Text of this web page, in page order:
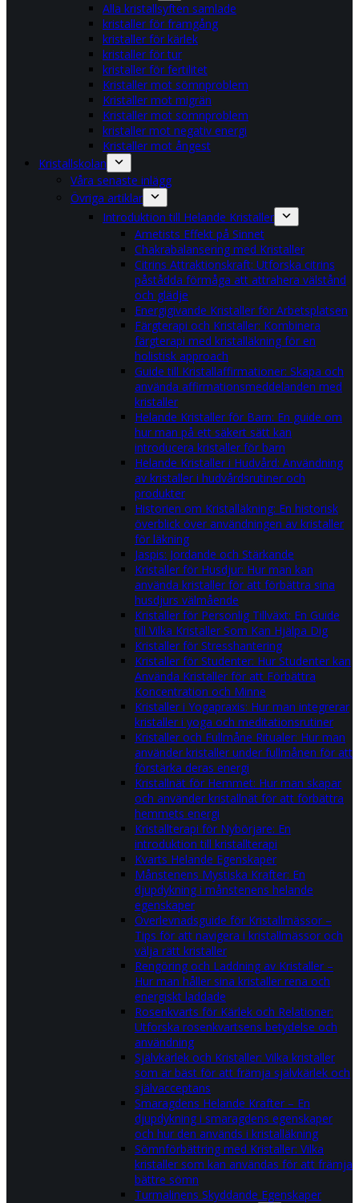
Alla kristallsyften samlade
kristaller för framgång
kristaller för kärlek
kristaller för tur
kristaller för fertilitet
Kristaller mot sömnproblem
Kristaller mot migrän
Kristaller mot sömnproblem
kristaller mot negativ energi
Kristaller mot ångest
Kristallskolan
Våra senaste inlägg
Övriga artiklar
Introduktion till Helande Kristaller
Ametists Effekt på Sinnet
Chakrabalansering med Kristaller
Citrins Attraktionskraft: Utforska citrins
påstådda förmåga att attrahera välstånd
och glädje
Energigivande Kristaller för Arbetsplatsen
Färgterapi och Kristaller: Kombinera
färgterapi med kristalläkning för en
holistisk approach
Guide till Kristallaffirmationer: Skapa och
använda affirmationsmeddelanden med
kristaller
Helande Kristaller för Barn: En guide om
hur man på ett säkert sätt kan
introducera kristaller för barn
Helande Kristaller i Hudvård: Användning
av kristaller i hudvårdsrutiner och
produkter
Historien om Kristalläkning: En historisk
överblick över användningen av kristaller
för läkning
Jaspis: Jordande och Stärkande
Kristaller för Husdjur: Hur man kan
använda kristaller för att förbättra sina
husdjurs välmående
Kristaller för Personlig Tillväxt: En Guide
till Vilka Kristaller Som Kan Hjälpa Dig
Kristaller för Stresshantering
Kristaller för Studenter: Hur Studenter kan
Använda Kristaller för att Förbättra
Koncentration och Minne
Kristaller i Yogapraxis: Hur man integrerar
kristaller i yoga och meditationsrutiner
Kristaller och Fullmåne Ritualer: Hur man
använder kristaller under fullmånen för att
förstärka deras energi
Kristallnät för Hemmet: Hur man skapar
och använder kristallnät för att förbättra
hemmets energi
Kristallterapi för Nybörjare: En
introduktion till kristallterapi
Kvarts Helande Egenskaper
Månstenens Mystiska Krafter: En
djupdykning i månstenens helande
egenskaper
Överlevnadsguide för Kristallmässor –
Tips för att navigera i kristallmässor och
välja rätt kristaller
Rengöring och Laddning av Kristaller –
Hur man håller sina kristaller rena och
energiskt laddade
Rosenkvarts för Kärlek och Relationer:
Utforska rosenkvartsens betydelse och
användning
Självkärlek och Kristaller: Vilka kristaller
som är bäst för att främja självkärlek och
självacceptans
Smaragdens Helande Krafter – En
djupdykning i smaragdens egenskaper
och hur den används i kristalläkning
Sömnförbättring med Kristaller: Vilka
kristaller som kan användas för att främja
bättre sömn
Turmalinens Skyddande Egenskaper